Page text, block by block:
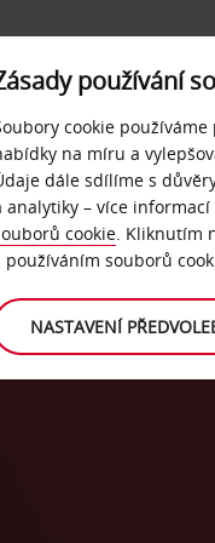
NAŠE SLUŽBYpoužívání
cookie
na míru a
dále sdílíme s
analytiky – více
cookie. Kliknutím
používáním souborů
NASTAVENÍ